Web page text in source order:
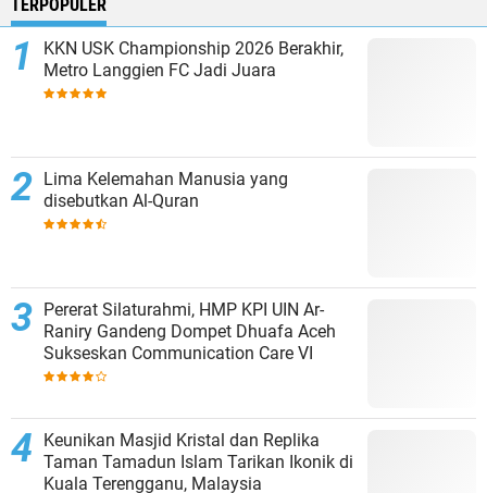
TERPOPULER
KKN USK Championship 2026 Berakhir,
Metro Langgien FC Jadi Juara
Lima Kelemahan Manusia yang
disebutkan Al-Quran
Pererat Silaturahmi, HMP KPI UIN Ar-
Raniry Gandeng Dompet Dhuafa Aceh
Sukseskan Communication Care VI
Keunikan Masjid Kristal dan Replika
Taman Tamadun Islam Tarikan Ikonik di
Kuala Terengganu, Malaysia